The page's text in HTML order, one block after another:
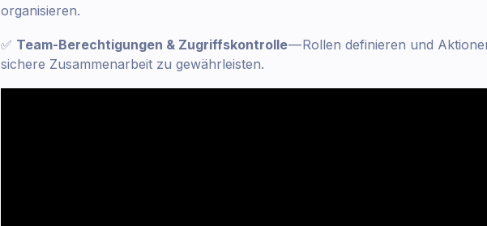
organisieren.
✅ Team-Berechtigungen & Zugriffskontrolle— Rollen definieren und
sichere Zusammenarbeit zu gewährleisten.